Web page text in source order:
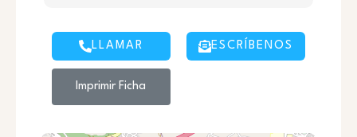
LLAMAR
Imprimir Ficha
ESCRÍBENOS